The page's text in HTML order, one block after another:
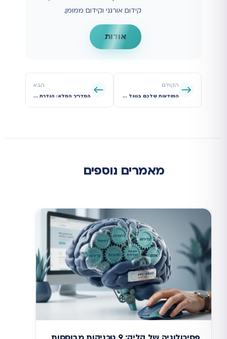
קידום אורגני וקידום ממומן.
אודות
הקודם
המודעות שלכם בגוגל לא מופיעות? המדריך המלא לאבחון ופתרון תקלות
הבא
המדריך המלא: הגדרת מעקב המרות עם גוגל תג מנג'ר כמו מקצוענים
מאמרים נוספים